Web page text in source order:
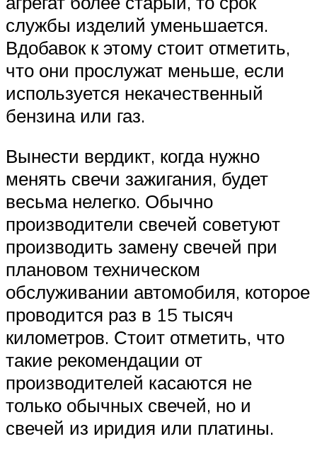
службы изделий уменьшается.
Вдобавок к этому стоит отметить,
что они прослужат меньше, если
используется некачественный
бензина или газ.
Вынести вердикт, когда нужно
менять свечи зажигания, будет
весьма нелегко. Обычно
производители свечей советуют
производить замену свечей при
плановом техническом
обслуживании автомобиля, которое
проводится раз в 15 тысяч
километров. Стоит отметить, что
такие рекомендации от
производителей касаются не
только обычных свечей, но и
свечей из иридия или платины.